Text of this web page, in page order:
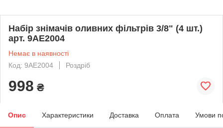
Набір знімачів оливних фільтрів 3/8" (4 шт.)
арт. 9AE2004
Немає в наявності
Код: 9AE2004
Роздріб
998 ₴
Опис Характеристики Доставка Оплата Умови